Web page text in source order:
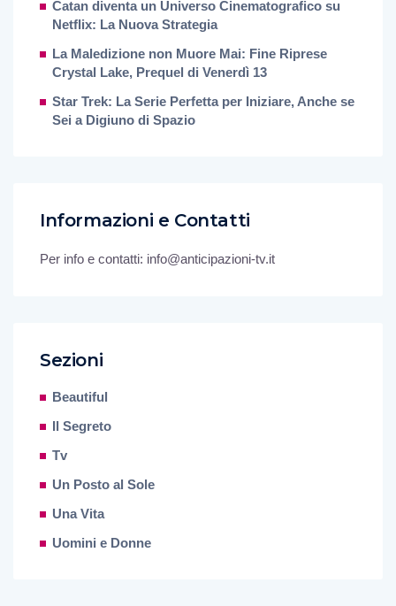
Catan diventa un Universo Cinematografico su
Netflix: La Nuova Strategia
La Maledizione non Muore Mai: Fine Riprese
Crystal Lake, Prequel di Venerdì 13
Star Trek: La Serie Perfetta per Iniziare, Anche se
Sei a Digiuno di Spazio
Informazioni e Contatti
Per info e contatti: info@anticipazioni-tv.it
Sezioni
Beautiful
Il Segreto
Tv
Un Posto al Sole
Una Vita
Uomini e Donne